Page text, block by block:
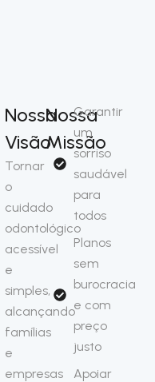
Nossa
Visão
Tornar
o
cuidado
odontológico
acessível
e
simples,
alcançando
famílias
e
empresas
Nossa
Missão
Garantir
um
sorriso
saudável
para
todos
Planos
sem
burocracia
e com
preço
justo
Apoiar